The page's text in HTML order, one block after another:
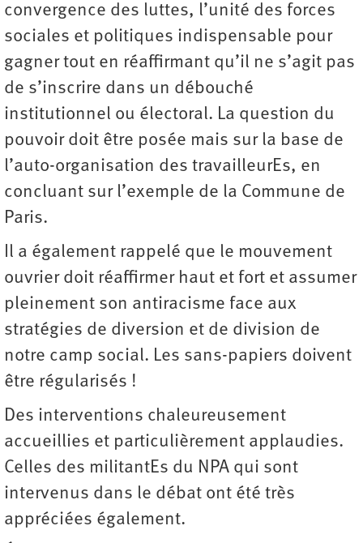
convergence des luttes, l’unité des forces
sociales et politiques indispensable pour
gagner tout en réaffirmant qu’il ne s’agit pas
de s’inscrire dans un débouché
institutionnel ou électoral. La question du
pouvoir doit être posée mais sur la base de
l’auto-organisation des travailleurEs, en
concluant sur l’exemple de la Commune de
Paris.
Il a également rappelé que le mouvement
ouvrier doit réaffirmer haut et fort et assumer
pleinement son antiracisme face aux
stratégies de diversion et de division de
notre camp social. Les sans-papiers doivent
être régularisés !
Des interventions chaleureusement
accueillies et particulièrement applaudies.
Celles des militantEs du NPA qui sont
intervenus dans le débat ont été très
appréciées également.